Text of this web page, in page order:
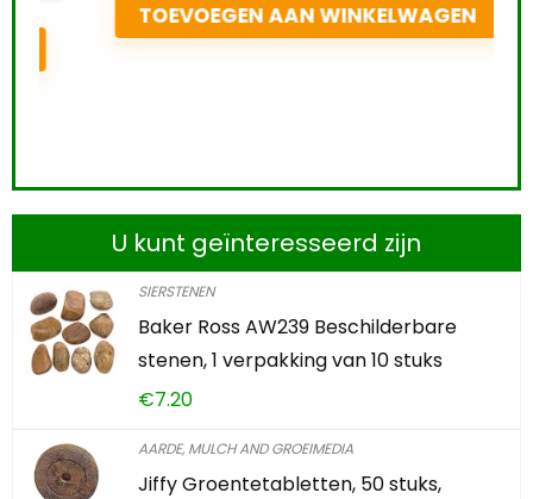
TOEVOEGEN AAN WINKELWAGEN
U kunt geïnteresseerd zijn
SIERSTENEN
Baker Ross AW239 Beschilderbare
stenen, 1 verpakking van 10 stuks
€7.20
AARDE, MULCH AND GROEIMEDIA
Jiffy Groentetabletten, 50 stuks,